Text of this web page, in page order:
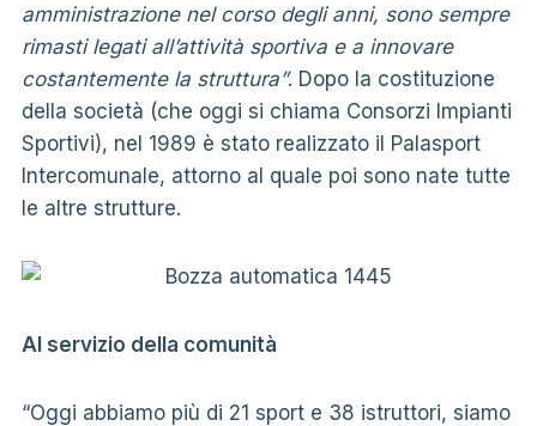
amministrazione nel corso degli anni, sono sempre
rimasti legati all’attività sportiva e a innovare
costantemente la struttura”. Dopo la costituzione
della società (che oggi si chiama Consorzi Impianti
Sportivi), nel 1989 è stato realizzato il Palasport
Intercomunale, attorno al quale poi sono nate tutte
le altre strutture.
Al servizio della comunità
“Oggi abbiamo più di 21 sport e 38 istruttori, siamo